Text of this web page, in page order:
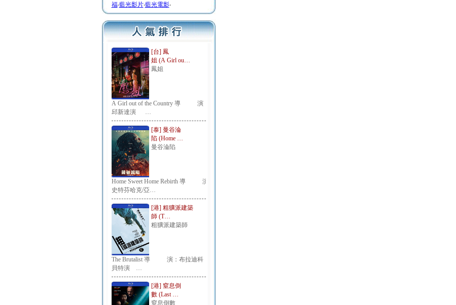
福‧藍光影片‧藍光電影‧
[台] 鳳
姐 (A Girl ou…
鳳姐
A Girl out of the Country 導 演：
邱新達演 …
[泰] 曼谷淪
陷 (Home …
曼谷淪陷
Home Sweet Home Rebirth 導 演：
史特芬哈克/亞…
[港] 粗獷派建築
師 (T…
粗獷派建築師
The Brutalist 導 演：布拉迪科
貝特演 …
[港] 窒息倒
數 (Last …
窒息倒數